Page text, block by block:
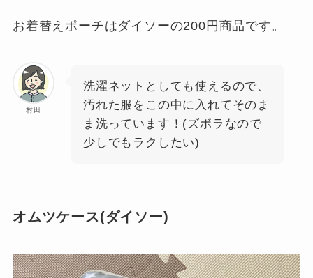
お着替えポーチはダイソーの200円商品です。
村田
洗濯ネットとしても使えるので、
汚れた服をこの中に入れてそのま
ま洗っています！(ズボラなので
少しでもラクしたい)
オムツケース(ダイソー)